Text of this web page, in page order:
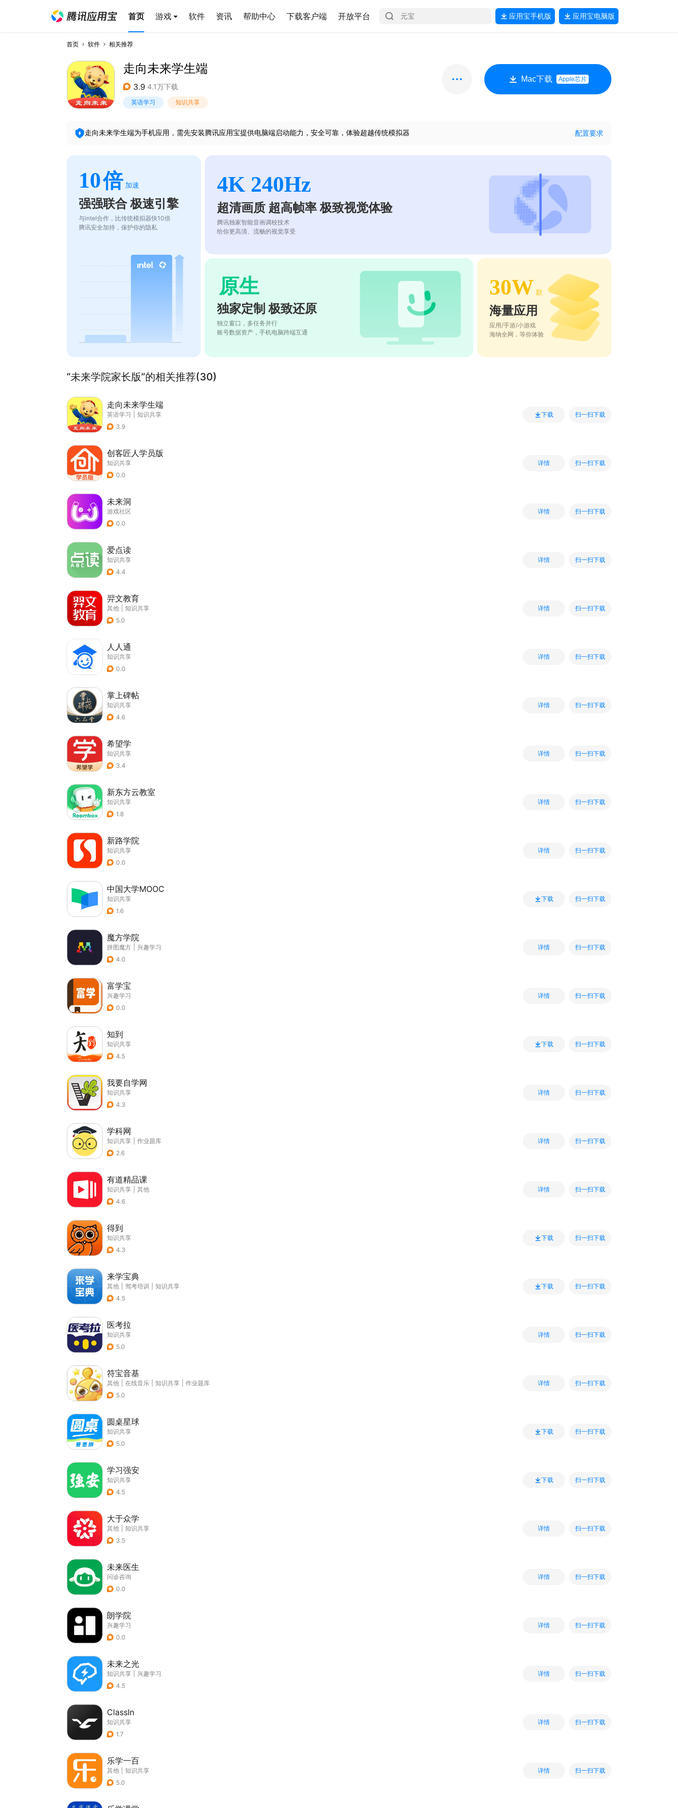
首页 游戏 软件 资讯 帮助中心 下载客户端 开放平台 应用宝手机版 应用宝电脑版
首页 软件 相关推荐
走向未来学生端
3.9 4.1万下载
英语学习 知识共享
Mac下载 Apple芯片
走向未来学生端为手机应用，需先安装腾讯应用宝提供电脑端启动能力，安全可靠，体验超越传统模拟器 配置要求
10倍 加速
强强联合 极速引擎
与intel合作，比传统模拟器快10倍
腾讯安全加持，保护你的隐私
4K 240Hz
超清画质 超高帧率 极致视觉体验
腾讯独家智能音画调校技术
给你更高清、流畅的视觉享受
原生
独家定制 极致还原
独立窗口，多任务并行
账号数据资产，手机电脑跨端互通
30W 款
海量应用
应用/手游/小游戏
海纳全网，等你体验
“未来学院家长版”的相关推荐(30)
走向未来学生端
英语学习
知识共享
3.9
下载 扫一扫下载
创客匠人学员版
知识共享
0.0
详情 扫一扫下载
未来洞
游戏社区
0.0
详情 扫一扫下载
爱点读
知识共享
4.4
详情 扫一扫下载
羿文教育
其他
知识共享
5.0
详情 扫一扫下载
人人通
知识共享
0.0
详情 扫一扫下载
掌上碑帖
知识共享
4.6
详情 扫一扫下载
希望学
知识共享
3.4
详情 扫一扫下载
新东方云教室
知识共享
1.8
详情 扫一扫下载
新路学院
知识共享
0.0
详情 扫一扫下载
中国大学MOOC
知识共享
1.6
下载 扫一扫下载
魔方学院
拼图魔方
兴趣学习
4.0
详情 扫一扫下载
富学宝
兴趣学习
0.0
详情 扫一扫下载
知到
知识共享
4.5
下载 扫一扫下载
我要自学网
知识共享
4.3
详情 扫一扫下载
学科网
知识共享
作业题库
2.6
详情 扫一扫下载
有道精品课
知识共享
其他
4.6
详情 扫一扫下载
得到
知识共享
4.3
下载 扫一扫下载
来学宝典
其他 驾考培训
知识共享
4.5
下载 扫一扫下载
医考拉
知识共享
5.0
详情 扫一扫下载
符宝音基
其他 在线音乐 知识共享
作业题库
5.0
详情 扫一扫下载
圆桌星球
知识共享
5.0
下载 扫一扫下载
学习强安
知识共享
4.5
下载 扫一扫下载
大于众学
其他
知识共享
3.5
详情 扫一扫下载
未来医生
问诊咨询
0.0
详情 扫一扫下载
朗学院
兴趣学习
0.0
详情 扫一扫下载
未来之光
知识共享
兴趣学习
4.5
详情 扫一扫下载
ClassIn
知识共享
1.7
详情 扫一扫下载
乐学一百
其他
知识共享
5.0
详情 扫一扫下载